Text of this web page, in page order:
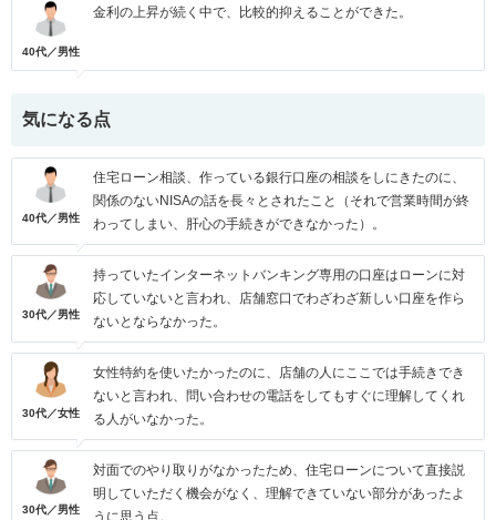
40代／男性
金利の上昇が続く中で、比較的抑えることができた。
気になる点
40代／男性
住宅ローン相談、作っている銀行口座の相談をしにきたのに、
関係のないNISAの話を長々とされたこと（それで営業時間が終
わってしまい、肝心の手続きができなかった）。
30代／男性
持っていたインターネットバンキング専用の口座はローンに対
応していないと言われ、店舗窓口でわざわざ新しい口座を作ら
ないとならなかった。
30代／女性
女性特約を使いたかったのに、店舗の人にここでは手続きでき
ないと言われ、問い合わせの電話をしてもすぐに理解してくれ
る人がいなかった。
30代／男性
対面でのやり取りがなかったため、住宅ローンについて直接説
明していただく機会がなく、理解できていない部分があったよ
うに思う点。